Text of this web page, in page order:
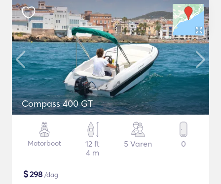
Compass 400 GT
Motorboot
12 ft
4 m
5 Varen 0
$298 /dag